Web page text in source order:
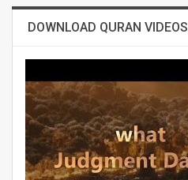
DOWNLOAD QURAN VIDEOS